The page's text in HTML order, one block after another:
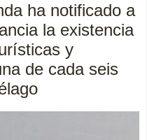
ha notificado a
la existencia
y
de cada seis